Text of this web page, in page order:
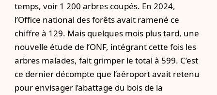
temps, voir 1 200 arbres coupés. En 2024,
l’Office national des forêts avait ramené ce
chiffre à 129. Mais quelques mois plus tard, une
nouvelle étude de l’ONF, intégrant cette fois les
arbres malades, fait grimper le total à 599. C’est
ce dernier décompte que l’aéroport avait retenu
pour envisager l’abattage du bois de la